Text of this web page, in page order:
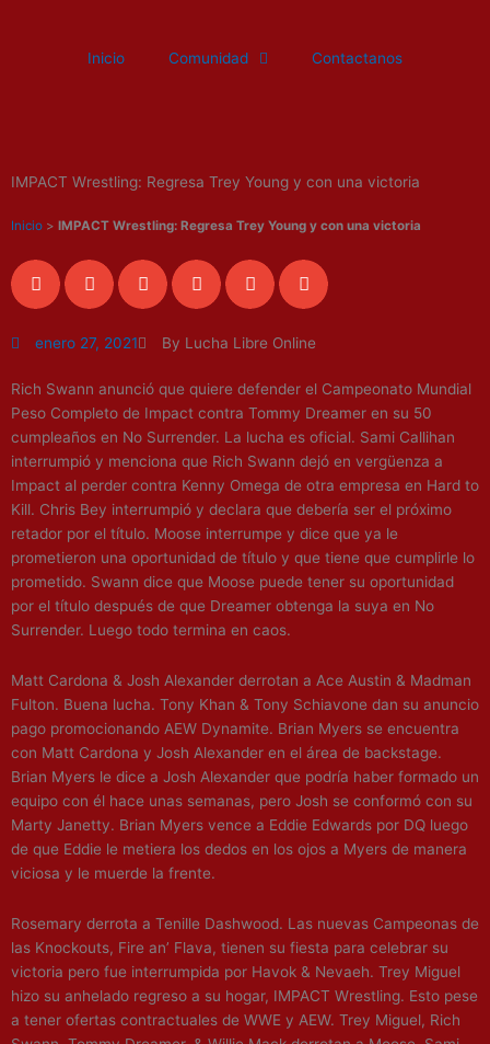
Inicio Comunidad Contactanos
IMPACT Wrestling: Regresa Trey Young y con una victoria
Inicio > IMPACT Wrestling: Regresa Trey Young y con una victoria
enero 27, 2021 By Lucha Libre Online
Rich Swann anunció que quiere defender el Campeonato Mundial
Peso Completo de Impact contra Tommy Dreamer en su 50
cumpleaños en No Surrender. La lucha es oficial. Sami Callihan
interrumpió y menciona que Rich Swann dejó en vergüenza a
Impact al perder contra Kenny Omega de otra empresa en Hard to
Kill. Chris Bey interrumpió y declara que debería ser el próximo
retador por el título. Moose interrumpe y dice que ya le
prometieron una oportunidad de título y que tiene que cumplirle lo
prometido. Swann dice que Moose puede tener su oportunidad
por el título después de que Dreamer obtenga la suya en No
Surrender. Luego todo termina en caos.
Matt Cardona & Josh Alexander derrotan a Ace Austin & Madman
Fulton. Buena lucha. Tony Khan & Tony Schiavone dan su anuncio
pago promocionando AEW Dynamite. Brian Myers se encuentra
con Matt Cardona y Josh Alexander en el área de backstage.
Brian Myers le dice a Josh Alexander que podría haber formado un
equipo con él hace unas semanas, pero Josh se conformó con su
Marty Janetty. Brian Myers vence a Eddie Edwards por DQ luego
de que Eddie le metiera los dedos en los ojos a Myers de manera
viciosa y le muerde la frente.
Rosemary derrota a Tenille Dashwood. Las nuevas Campeonas de
las Knockouts, Fire an’ Flava, tienen su fiesta para celebrar su
victoria pero fue interrumpida por Havok & Nevaeh. Trey Miguel
hizo su anhelado regreso a su hogar, IMPACT Wrestling. Esto pese
a tener ofertas contractuales de WWE y AEW. Trey Miguel, Rich